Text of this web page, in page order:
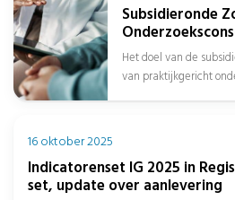
Subsidieronde
zorgaanbod
zorgketen
Het doel van de
van praktijkgericht
16 oktober 2025
Indicatorenset IG 2025 in
set, update over aanlevering